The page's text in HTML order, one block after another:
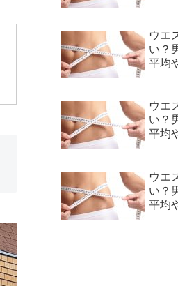
ウエ
い？
平均
ウエ
い？
平均
ウエ
い？
平均